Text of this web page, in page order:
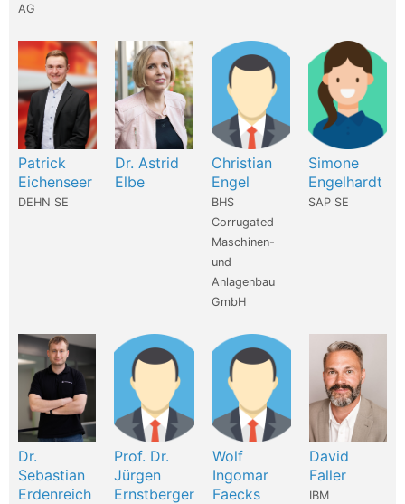
AG
Patrick
Eichenseer
DEHN SE
Dr. Astrid
Elbe
Christian
Engel
BHS
Corrugated
Maschinen-
und
Anlagenbau
GmbH
Simone
Engelhardt
SAP SE
Dr.
Sebastian
Erdenreich
Prof. Dr.
Jürgen
Ernstberger
Wolf
Ingomar
Faecks
David
Faller
IBM